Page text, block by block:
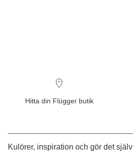
Hitta din Flügger butik
Kulörer, inspiration och gör det själv